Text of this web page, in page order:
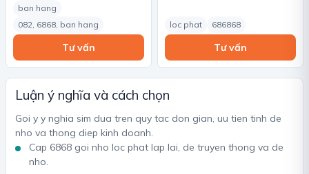
ban hang
082, 6868, ban hang
Tư vấn
loc phat 686868
Tư vấn
Luận ý nghĩa và cách chọn
Goi y y nghia sim dua tren quy tac don gian, uu tien tinh de
nho va thong diep kinh doanh.
Cap 6868 goi nho loc phat lap lai, de truyen thong va de
nho.